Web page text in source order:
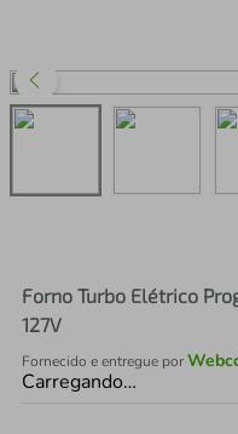
Forno Turbo Elétrico
127V
Fornecido e entregue por
Carregando…
perfume